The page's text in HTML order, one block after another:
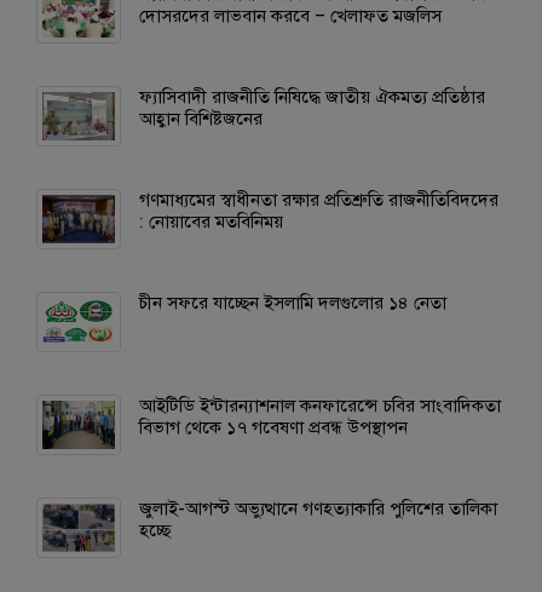
দোসরদের লাভবান করবে – খেলাফত মজলিস
ফ্যাসিবাদী রাজনীতি নিষিদ্ধে জাতীয় ঐকমত্য প্রতিষ্ঠার
আহ্বান বিশিষ্টজনের
গণমাধ্যমের স্বাধীনতা রক্ষার প্রতিশ্রুতি রাজনীতিবিদদের
: নোয়াবের মতবিনিময়
চীন সফরে যাচ্ছেন ইসলামি দলগুলোর ১৪ নেতা
আইটিডি ইন্টারন্যাশনাল কনফারেন্সে চবির সাংবাদিকতা
বিভাগ থেকে ১৭ গবেষণা প্রবন্ধ উপস্থাপন
জুলাই-আগস্ট অভ্যুত্থানে গণহত্যাকারি পুলিশের তালিকা
হচ্ছে